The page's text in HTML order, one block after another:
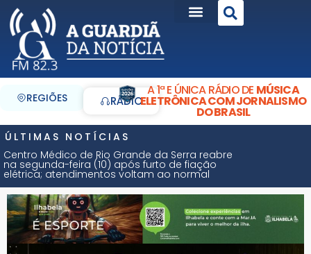
REGIÕES RÁDIO
A 1ª E ÚNICA RÁDIO DE MÚSICA
ELETRÔNICA COM JORNALISMO
DO BRASIL
ÚLTIMAS NOTÍCIAS
Centro Médico de Rio Grande da Serra reabre
na segunda-feira (10) após furto de fiação
elétrica; atendimentos voltam ao normal